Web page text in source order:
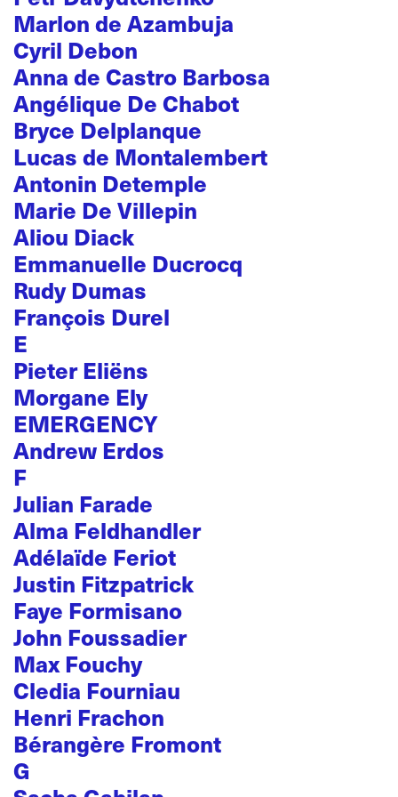
Marlon de Azambuja
Cyril Debon
Anna de Castro Barbosa
Angélique De Chabot
Bryce Delplanque
Lucas de Montalembert
Antonin Detemple
Marie De Villepin
Aliou Diack
Emmanuelle Ducrocq
Rudy Dumas
François Durel
E
Pieter Eliëns
Morgane Ely
EMERGENCY
Andrew Erdos
F
Julian Farade
Alma Feldhandler
Adélaïde Feriot
Justin Fitzpatrick
Faye Formisano
John Foussadier
Max Fouchy
Cledia Fourniau
Henri Frachon
Bérangère Fromont
G